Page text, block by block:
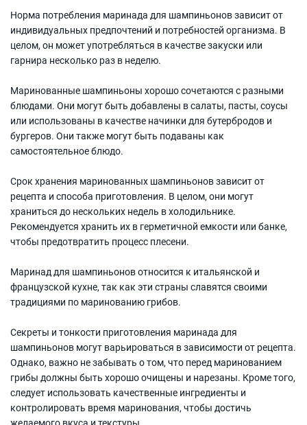
Норма потребления маринада для шампиньонов зависит от
индивидуальных предпочтений и потребностей организма. В
целом, он может употребляться в качестве закуски или
гарнира несколько раз в неделю.
Маринованные шампиньоны хорошо сочетаются с разными
блюдами. Они могут быть добавлены в салаты, пасты, соусы
или использованы в качестве начинки для бутербродов и
бургеров. Они также могут быть подаваны как
самостоятельное блюдо.
Срок хранения маринованных шампиньонов зависит от
рецепта и способа приготовления. В целом, они могут
храниться до нескольких недель в холодильнике.
Рекомендуется хранить их в герметичной емкости или банке,
чтобы предотвратить процесс плесени.
Маринад для шампиньонов относится к итальянской и
французской кухне, так как эти страны славятся своими
традициями по маринованию грибов.
Секреты и тонкости приготовления маринада для
шампиньонов могут варьироваться в зависимости от рецепта.
Однако, важно не забывать о том, что перед маринованием
грибы должны быть хорошо очищены и нарезаны. Кроме того,
следует использовать качественные ингредиенты и
контролировать время маринования, чтобы достичь